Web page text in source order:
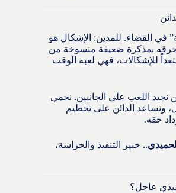
في القضاء. للمدين: الإشكال هو
بمذكرة ضعيفة منسوخة من
للإشكالات، فهي لعبة الوقت
نجيد اللعب على الجانبين. نحمي
ونساعد الدائن على تحطيم
حقه.
.. خبير التنفيذ والحراسة،
عاجل؟